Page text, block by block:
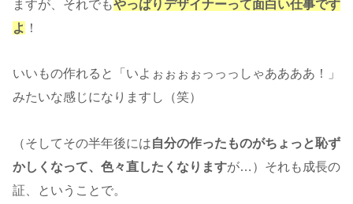
ますが、それでもやっぱりデザイナーって面白い仕事です
よ ！
いいもの作れると「いよぉぉぉぉっっっしゃああああ！」
みたいな感じになりますし（笑）
（そしてその半年後には自分の作ったものがちょっと恥ず
かしくなって、色々直したくなりますが…）それも成長の
証、ということで。